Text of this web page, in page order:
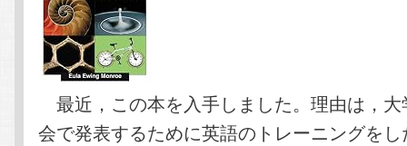
最近，この本を入手しました。理由は，
会で発表するために英語のトレーニングを